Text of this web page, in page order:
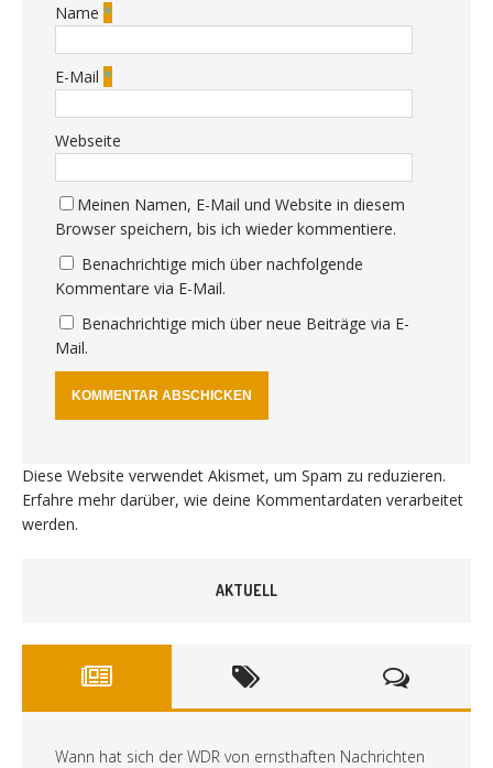
Name *
E-Mail *
Webseite
Meinen Namen, E-Mail und Website in diesem
Browser speichern, bis ich wieder kommentiere.
Benachrichtige mich über nachfolgende
Kommentare via E-Mail.
Benachrichtige mich über neue Beiträge via E-
Mail.
Diese Website verwendet Akismet, um Spam zu reduzieren.
Erfahre mehr darüber, wie deine Kommentardaten verarbeitet
werden.
AKTUELL
Wann hat sich der WDR von ernsthaften Nachrichten